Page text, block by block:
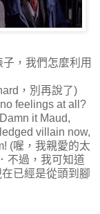
，我們怎麼利用
，別再說了)
feelings at all?
it Maud,
villain now,
(喔，我親愛的太
不過，我可知道
已經是從頭到腳